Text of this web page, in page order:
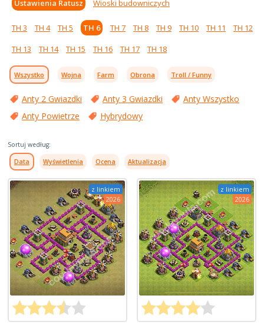
Ustawienia Ratusz Wioski budowniczych
TH 3 TH 4 TH 5 TH 6 TH 7 TH 8 TH 9 TH 10 TH 11
TH 12
TH 13
TH 14 TH 15 TH 16 TH 17 TH 18
Wszystko Wojna Farm Obrona Troll / Funny
Anty 2 Gwiazdki Anty 3 Gwiazdki
Anty Wszystko
Anty Powietrze
Hybrydowy
Sortuj według:
Data Wyświetlenia Ocena Aktualizacja
z linkiem
2026
z linkiem
2026